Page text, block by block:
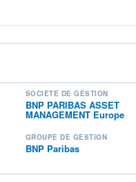
SOCIÉTÉ DE GESTION
BNP PARIBAS ASSET
MANAGEMENT Europe
GROUPE DE GESTION
BNP Paribas